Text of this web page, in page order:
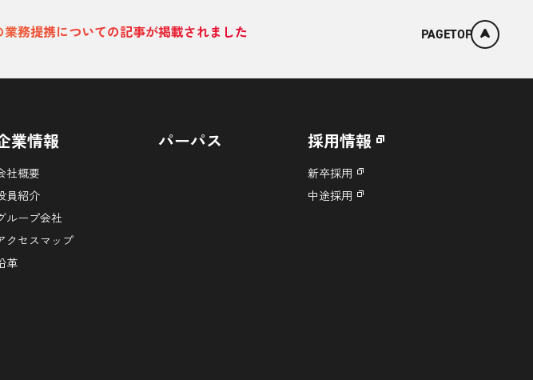
業務提携についての記事が掲載されました PAGETOP
業情報
社概要
員紹介
ループ会社
クセスマップ
革
パーパス 採用情報
新卒採用
中途採用